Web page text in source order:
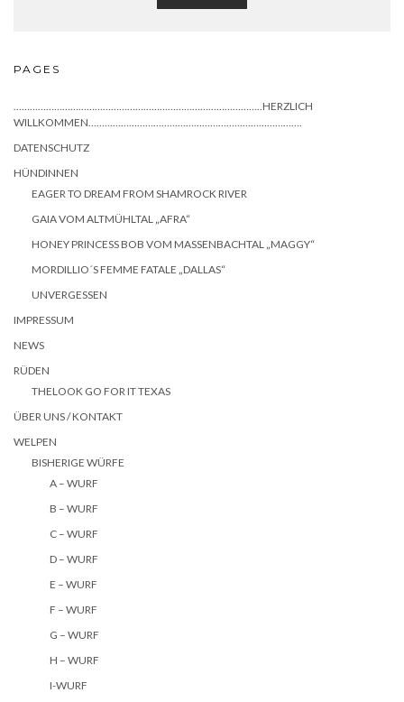
PAGES
………………………………………………………………………………..HERZLICH
WILLKOMMEN…………………………………………………………………….
DATENSCHUTZ
HÜNDINNEN
EAGER TO DREAM FROM SHAMROCK RIVER
GAIA VOM ALTMÜHLTAL „AFRA“
HONEY PRINCESS BOB VOM MASSENBACHTAL „MAGGY“
MORDILLIO´S FEMME FATALE „DALLAS“
UNVERGESSEN
IMPRESSUM
NEWS
RÜDEN
THELOOK GO FOR IT TEXAS
ÜBER UNS / KONTAKT
WELPEN
BISHERIGE WÜRFE
A – WURF
B – WURF
C – WURF
D – WURF
E – WURF
F – WURF
G – WURF
H – WURF
I-WURF